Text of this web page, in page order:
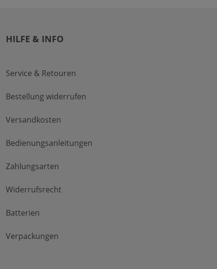
HILFE & INFO
Service & Retouren
Bestellung widerrufen
Versandkosten
Bedienungsanleitungen
Zahlungsarten
Widerrufsrecht
Batterien
Verpackungen